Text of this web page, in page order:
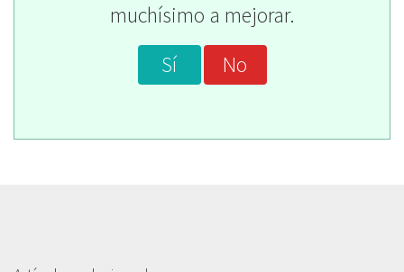
muchísimo a mejorar.
Sí
No